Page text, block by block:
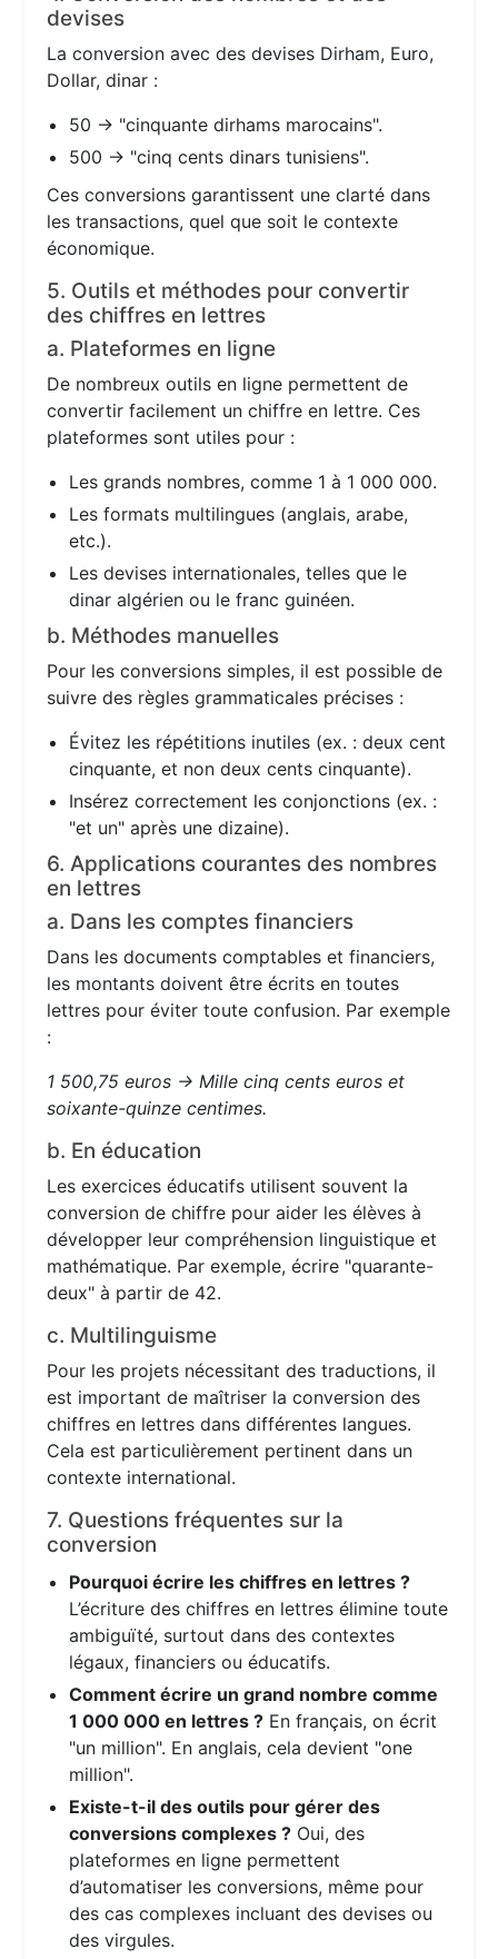
devises
La conversion avec des devises Dirham, Euro,
Dollar, dinar :
50 → "cinquante dirhams marocains".
500 → "cinq cents dinars tunisiens".
Ces conversions garantissent une clarté dans
les transactions, quel que soit le contexte
économique.
5. Outils et méthodes pour convertir
des chiffres en lettres
a. Plateformes en ligne
De nombreux outils en ligne permettent de
convertir facilement un chiffre en lettre. Ces
plateformes sont utiles pour :
Les grands nombres, comme 1 à 1 000 000.
Les formats multilingues (anglais, arabe,
etc.).
Les devises internationales, telles que le
dinar algérien ou le franc guinéen.
b. Méthodes manuelles
Pour les conversions simples, il est possible de
suivre des règles grammaticales précises :
Évitez les répétitions inutiles (ex. : deux cent
cinquante, et non deux cents cinquante).
Insérez correctement les conjonctions (ex. :
"et un" après une dizaine).
6. Applications courantes des nombres
en lettres
a. Dans les comptes financiers
Dans les documents comptables et financiers,
les montants doivent être écrits en toutes
lettres pour éviter toute confusion. Par exemple
:
1 500,75 euros → Mille cinq cents euros et
soixante-quinze centimes.
b. En éducation
Les exercices éducatifs utilisent souvent la
conversion de chiffre pour aider les élèves à
développer leur compréhension linguistique et
mathématique. Par exemple, écrire "quarante-
deux" à partir de 42.
c. Multilinguisme
Pour les projets nécessitant des traductions, il
est important de maîtriser la conversion des
chiffres en lettres dans différentes langues.
Cela est particulièrement pertinent dans un
contexte international.
7. Questions fréquentes sur la
conversion
Pourquoi écrire les chiffres en lettres ?
L’écriture des chiffres en lettres élimine toute
ambiguïté, surtout dans des contextes
légaux, financiers ou éducatifs.
Comment écrire un grand nombre comme
1 000 000 en lettres ? En français, on écrit
"un million". En anglais, cela devient "one
million".
Existe-t-il des outils pour gérer des
conversions complexes ? Oui, des
plateformes en ligne permettent
d’automatiser les conversions, même pour
des cas complexes incluant des devises ou
des virgules.